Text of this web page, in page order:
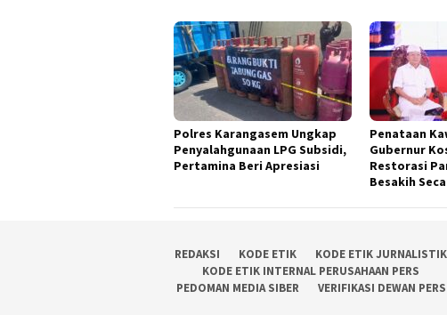
Polres Karangasem Ungkap
Penyalahgunaan LPG Subsidi,
Pertamina Beri Apresiasi
Penataan
Gubernur
Restorasi
Besakih
REDAKSI KODE ETIK
KODE ETIK JURNALISTIK
KODE ETIK INTERNAL PERUSAHAAN PERS
PEDOMAN MEDIA SIBER
VERIFIKASI DEWAN PERS